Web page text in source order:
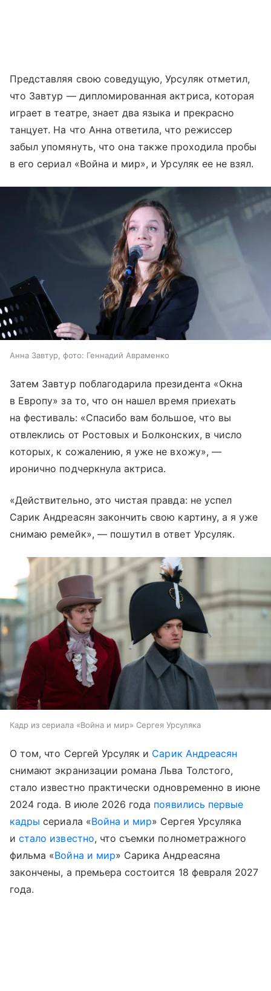
Представляя свою соведущую, Урсуляк отметил,
что Завтур — дипломированная актриса, которая
играет в театре, знает два языка и прекрасно
танцует. На что Анна ответила, что режиссер
забыл упомянуть, что она также проходила пробы
в его сериал «Война и мир», и Урсуляк ее не взял.
Анна Завтур, фото: Геннадий Авраменко
Затем Завтур поблагодарила президента «Окна
в Европу» за то, что он нашел время приехать
на фестиваль: «Спасибо вам большое, что вы
отвлеклись от Ростовых и Болконских, в число
которых, к сожалению, я уже не вхожу», —
иронично подчеркнула актриса.
«Действительно, это чистая правда: не успел
Сарик Андреасян закончить свою картину, а я уже
снимаю ремейк», — пошутил в ответ Урсуляк.
Кадр из сериала «Война и мир» Сергея Урсуляка
О том, что Сергей Урсуляк и Сарик Андреасян
снимают экранизации романа Льва Толстого,
стало известно практически одновременно в июне
2024 года. В июле 2026 года появились первые
кадры сериала «Война и мир» Сергея Урсуляка
истало известно, что съемки полнометражного
фильма «Война и мир» Сарика Андреасяна
закончены, а премьера состоится 18 февраля 2027
года.